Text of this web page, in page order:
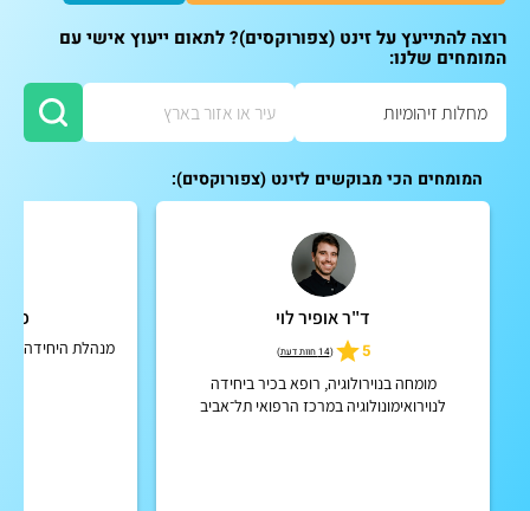
רוצה להתייעץ על זינט (צפורוקסים)? לתאום ייעוץ אישי עם
המומחים שלנו:
המומחים הכי מבוקשים לזינט (צפורוקסים):
ד"ר אופיר לוי
5
(14 חוות דעת )
מומחה בנוירולוגיה, רופא בכיר ביחידה
לנוירואימונולוגיה במרכז הרפואי תל־אביב
מנהלת היחידה